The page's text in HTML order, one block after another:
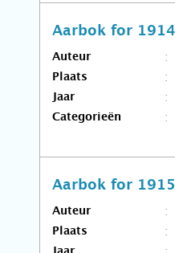
Aarbok for
Auteur
Plaats
Jaar
Categorieën
Aarbok for
Auteur
Plaats